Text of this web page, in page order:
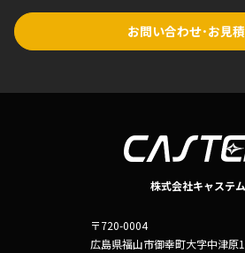
お問い合わせ･お見
株式会社キャステム
〒720-0004
広島県福山市御幸町大字中津原